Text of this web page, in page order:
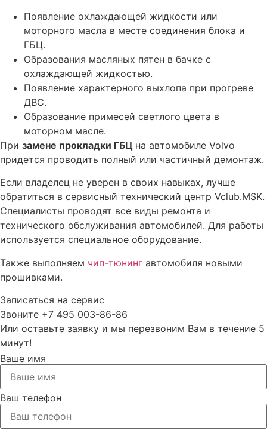
стандарт
Активация круиз-контроля Volvo
Отключение датчика контроля АКБ Вольво
Чип-тюнинг двигателя Вольво фирменными прошивками
Установка графических (TFT) панелей для Вольво под
ключ
Отключение автонейтрали на автомобиле Вольво
Активация ограничителя (лимитера) скорости Вольво
Дистанционный запуск двигателя Вольво или Webasto
Прошивка блоков Вольво
Решаем проблему с работой Volvo on Call на Android
Решение проблемы с ошибкой ECM-P155168 по
форсункам
Устраняем ошибку ECM-P200000
Программирование ключа Вольво (Volvo)
Замена заднего сальника коленвала Вольво
Замена заднего сайлентблока автомобиля Вольво
Замена двигателя
Замена головки блока цилиндров (ГЕЦ)
Замена гидрокомпенсаторов автомобиля Вольво
Замена вкладышей коленвала Вольво (Volvo) в Москве
Диагностика турбины двигателя Вольво
Появление охлаждающей жидкости или
моторного масла в месте соединения блока и
ГБЦ.
Образования масляных пятен в бачке с
охлаждающей жидкостью.
Появление характерного выхлопа при прогреве
ДВС.
Образование примесей светлого цвета в
моторном масле.
При замене прокладки ГБЦ на автомобиле Volvo
придется проводить полный или частичный демонтаж.
Если владелец не уверен в своих навыках, лучше
обратиться в сервисный технический центр Vclub.MSK.
Специалисты проводят все виды ремонта и
технического обслуживания автомобилей. Для работы
используется специальное оборудование.
Также выполняем чип-тюнинг автомобиля новыми
прошивками.
Записаться на сервис
Звоните +7 495 003-86-86
Или оставьте заявку и мы перезвоним Вам в течение 5
минут!
Ваше имя
Ваш телефон